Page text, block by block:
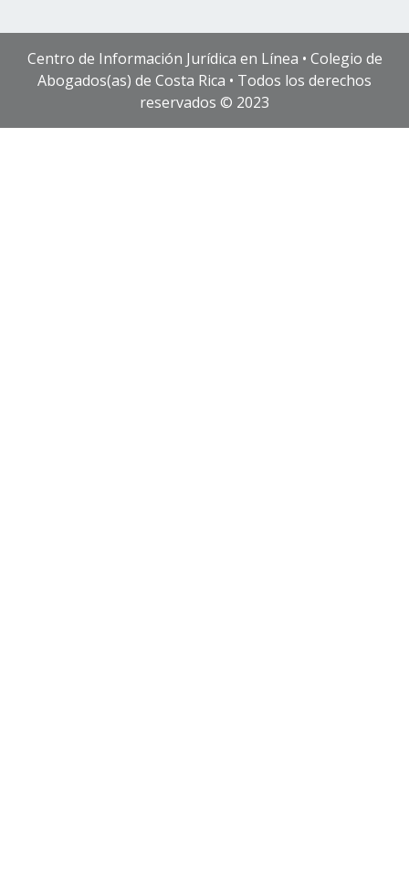
Centro de Información Jurídica en Línea • Colegio de
Abogados(as) de Costa Rica • Todos los derechos
reservados © 2023